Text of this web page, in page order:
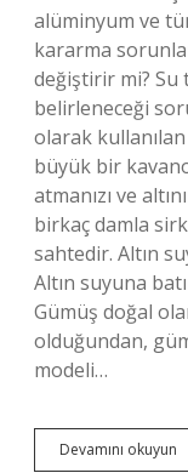
alüminyum ve
kararma
değiştirir mi? Su
belirleneceği
olarak
büyük bir
atmanızı ve
birkaç damla
sahtedir. Altın
Altın suyuna
Gümüş doğal
olduğundan,
modeli…
Devamını okuyun